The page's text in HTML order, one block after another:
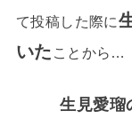
て投稿した際に
いた ことから…
生見愛瑠